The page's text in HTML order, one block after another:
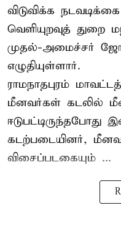
விடுவிக்க
வெளியுறவுத் துறை
முதல்-அமைச்சர்
எழுதியுள்ளார்.
ராமநாதபுரம்
மீனவர்கள் கடலில்
ஈடுபட்டிருந்தபோது
கடற்படையினர்,
விசைப்படகையும் ...